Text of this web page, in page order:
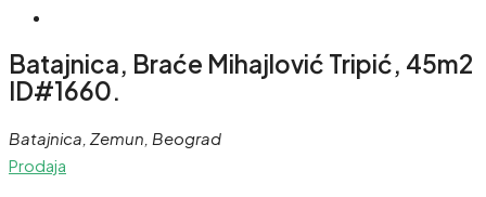
Batajnica, Braće Mihajlović Tripić, 45m2
ID#1660.
Batajnica, Zemun, Beograd
Prodaja